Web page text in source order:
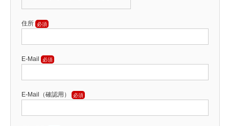
住所
E-Mail
E-Mail（確認用）